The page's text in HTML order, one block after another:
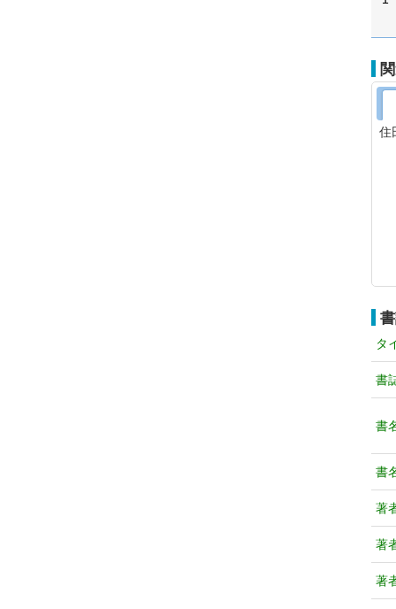
住
タ
書
書
書
著
著
著